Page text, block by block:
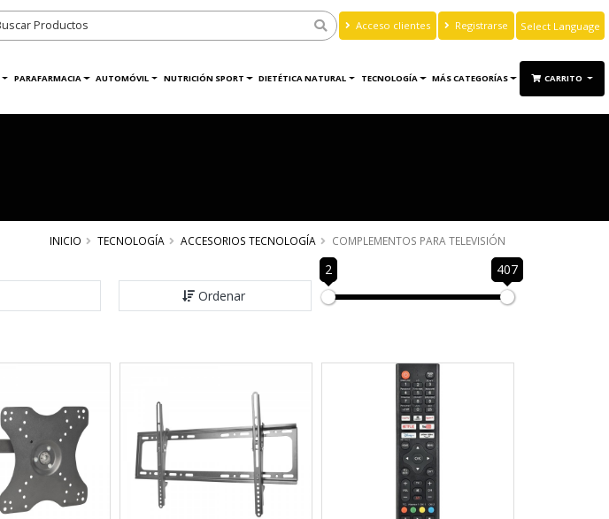
Acceso clientes Registrarse
Translate
PARAFARMACIA AUTOMÓVIL NUTRICIÓN SPORT DIETÉTICA NATURAL TECNOLOGÍA MÁS CATEGORÍAS CARRITO
INICIO TECNOLOGÍA ACCESORIOS TECNOLOGÍA COMPLEMENTOS PARA TELEVISIÓN
Ordenar
2 407